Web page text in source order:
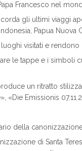
Francesco nel
gli ultimi viaggi
Papua Nuova
visitati e
le tappe e i simboli
un ritratto
«Die Emissionis
della
di Santa